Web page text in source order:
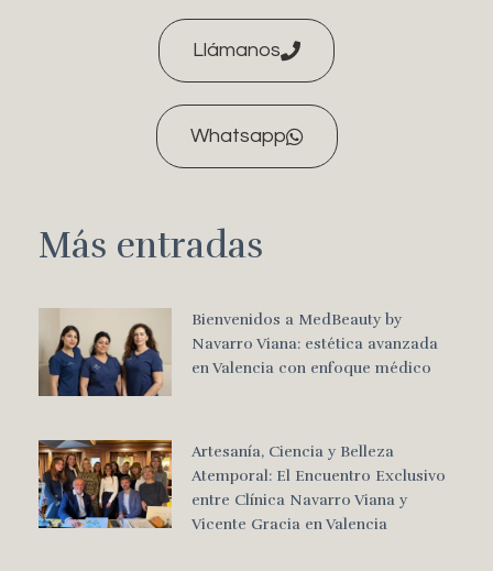
Llámanos
Whatsapp
Más entradas
Bienvenidos a MedBeauty by
Navarro Viana: estética avanzada
en Valencia con enfoque médico
Artesanía, Ciencia y Belleza
Atemporal: El Encuentro Exclusivo
entre Clínica Navarro Viana y
Vicente Gracia en Valencia